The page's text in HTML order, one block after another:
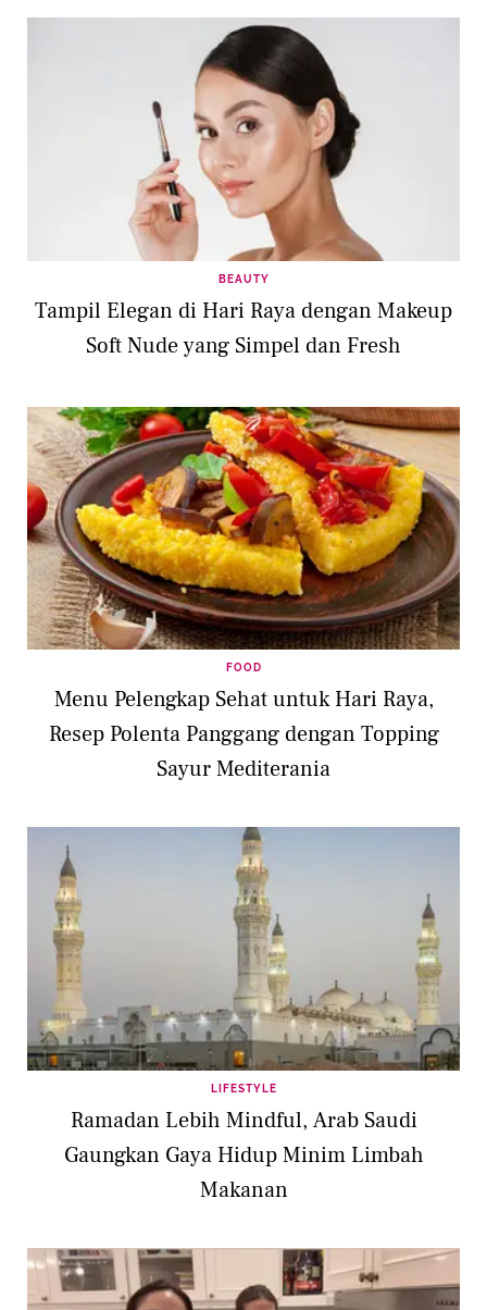
BEAUTY
Tampil Elegan di Hari Raya dengan Makeup
Soft Nude yang Simpel dan Fresh
FOOD
Menu Pelengkap Sehat untuk Hari Raya,
Resep Polenta Panggang dengan Topping
Sayur Mediterania
LIFESTYLE
Ramadan Lebih Mindful, Arab Saudi
Gaungkan Gaya Hidup Minim Limbah
Makanan